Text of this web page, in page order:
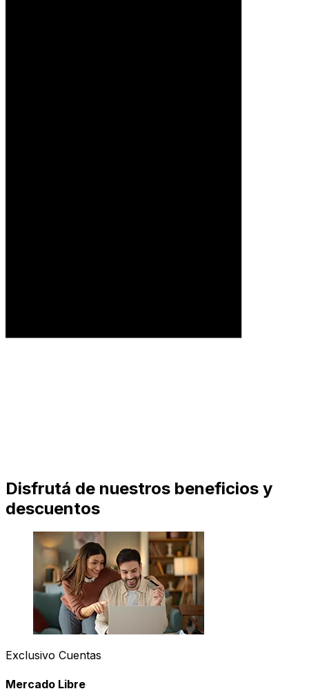
Disfrutá de nuestros beneficios y
descuentos
Exclusivo Cuentas
Mercado Libre